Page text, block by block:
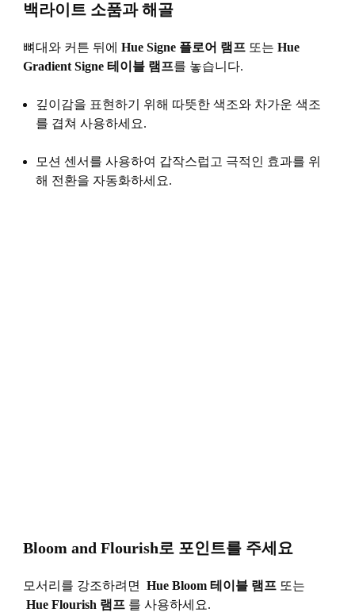
백라이트 소품과 해골
뼈대와 커튼 뒤에 Hue Signe 플로어 램프또는 Hue
Gradient Signe 테이블 램프를 놓습니다.
깊이감을 표현하기 위해 따뜻한 색조와 차가운 색조
를 겹쳐 사용하세요.
모션 센서를 사용하여 갑작스럽고 극적인 효과를 위
해 전환을 자동화하세요.
Bloom and Flourish로 포인트를 주세요
모서리를 강조하려면 Hue Bloom 테이블 램프또는
Hue Flourish 램프를 사용하세요.